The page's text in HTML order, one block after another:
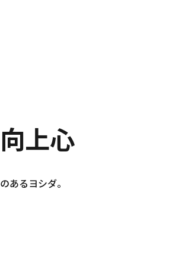
向上心
のあるヨシダ。